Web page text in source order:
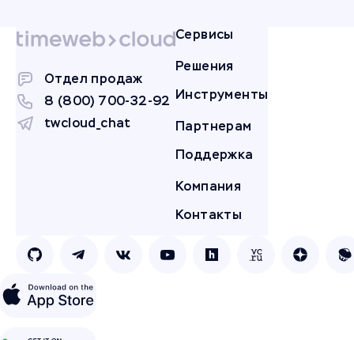
Отдел продаж
8 (800) 700-32-92
twcloud_chat
Сервисы
Решения
Инструменты
Партнерам
Поддержка
Компания
Контакты